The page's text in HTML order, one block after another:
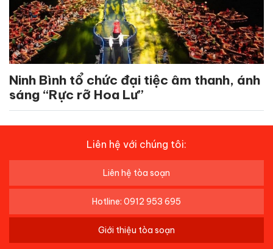
Ninh Bình tổ chức đại tiệc âm thanh, ánh
sáng “Rực rỡ Hoa Lư”
Liên hệ với chúng tôi:
Liên hệ tòa soạn
Hotline: 0912 953 695
Giới thiệu tòa soạn